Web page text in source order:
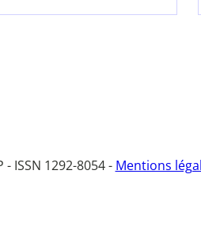
- ISSN 1292-8054 - Mentions